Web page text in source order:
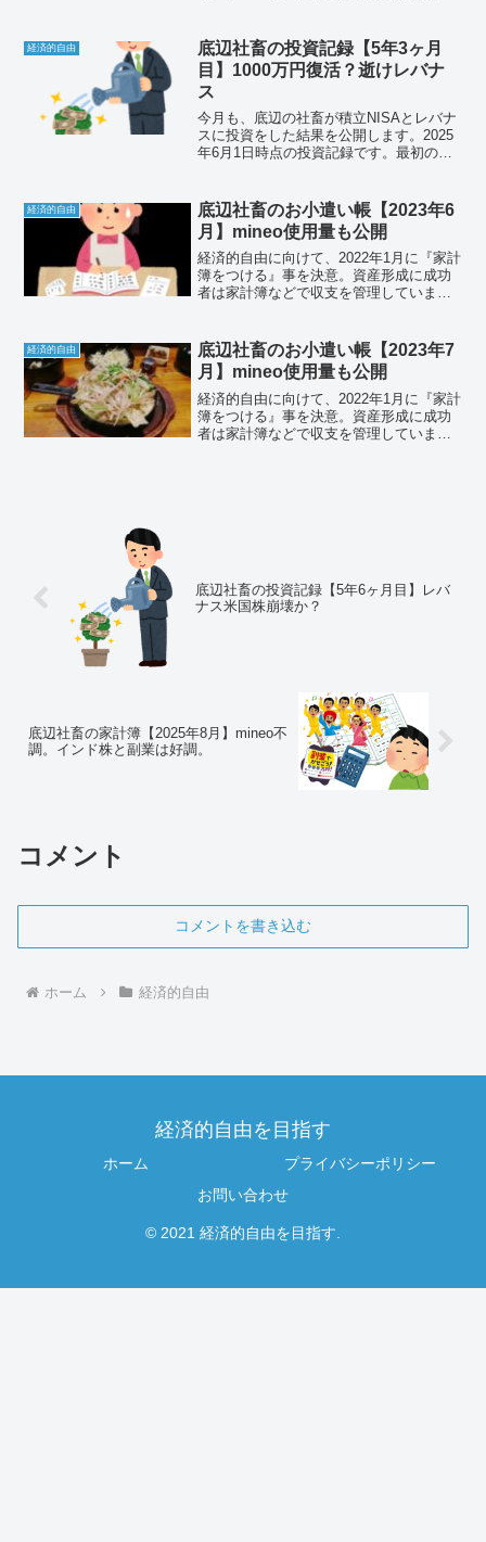
経済的自由
底辺社畜の投資記録【5年3ヶ月
目】1000万円復活？逝けレバナ
ス
今月も、底辺の社畜が積立NISAとレバナ
スに投資をした結果を公開します。2025
年6月1日時点の投資記録です。最初の積
望の投資結果をお楽しみください。
経済的自由
底辺社畜のお小遣い帳【2023年6
月】mineo使用量も公開
経済的自由に向けて、2022年1月に『家計
簿をつける』事を決意。資産形成に成功
者は家計簿などで収支を管理していま
のお小遣い帳をご覧ください。
経済的自由
底辺社畜のお小遣い帳【2023年7
月】mineo使用量も公開
経済的自由に向けて、2022年1月に『家計
簿をつける』事を決意。資産形成に成功
者は家計簿などで収支を管理していま
底辺社畜の投資記録【5年6ヶ月目】レバ
ナス米国株崩壊か？
底辺社畜の家計簿【2025年8月】mineo不
調。インド株と副業は好調。
コメント
コメントを書き込む
ホーム 経済的自由
経済的自由を目指す
ホーム
プライバシーポリシー
お問い合わせ
© 2021 経済的自由を目指す.